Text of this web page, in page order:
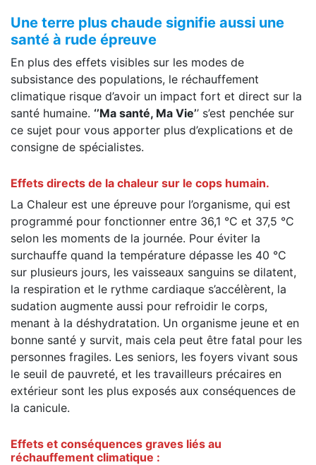
Une terre plus chaude signifie aussi une
santé à rude épreuve
En plus des effets visibles sur les modes de
subsistance des populations, le réchauffement
climatique risque d’avoir un impact fort et direct sur la
santé humaine. ‘’Ma santé, Ma Vie’’ s’est penchée sur
ce sujet pour vous apporter plus d’explications et de
consigne de spécialistes.
Effets directs de la chaleur sur le cops humain.
La Chaleur est une épreuve pour l’organisme, qui est
programmé pour fonctionner entre 36,1 °C et 37,5 °C
selon les moments de la journée. Pour éviter la
surchauffe quand la température dépasse les 40 °C
sur plusieurs jours, les vaisseaux sanguins se dilatent,
la respiration et le rythme cardiaque s’accélèrent, la
sudation augmente aussi pour refroidir le corps,
menant à la déshydratation. Un organisme jeune et en
bonne santé y survit, mais cela peut être fatal pour les
personnes fragiles. Les seniors, les foyers vivant sous
le seuil de pauvreté, et les travailleurs précaires en
extérieur sont les plus exposés aux conséquences de
la canicule.
Effets et conséquences graves liés au
réchauffement climatique :